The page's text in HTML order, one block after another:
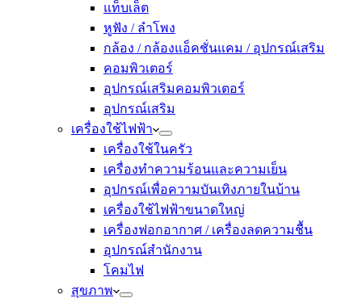
แท็บเล็ต
หูฟัง / ลำโพง
กล้อง / กล้องแอ็คชั่นแคม / อุปกรณ์เสริม
คอมพิวเตอร์
อุปกรณ์เสริมคอมพิวเตอร์
อุปกรณ์เสริม
เครื่องใช้ไฟฟ้า
เครื่องใช้ในครัว
เครื่องทำความร้อนและความเย็น
อุปกรณ์เพื่อความบันเทิงภายในบ้าน
เครื่องใช้ไฟฟ้าขนาดใหญ่
เครื่องฟอกอากาศ / เครื่องลดความชื้น
อุปกรณ์สำนักงาน
โคมไฟ
สุขภาพ